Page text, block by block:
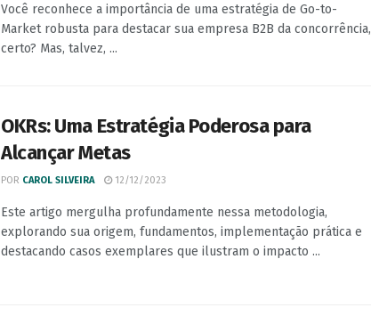
Você reconhece a importância de uma estratégia de Go-to-
Market robusta para destacar sua empresa B2B da concorrência,
certo? Mas, talvez, ...
OKRs: Uma Estratégia Poderosa para
Alcançar Metas
POR CAROL SILVEIRA 12/12/2023
Este artigo mergulha profundamente nessa metodologia,
explorando sua origem, fundamentos, implementação prática e
destacando casos exemplares que ilustram o impacto ...